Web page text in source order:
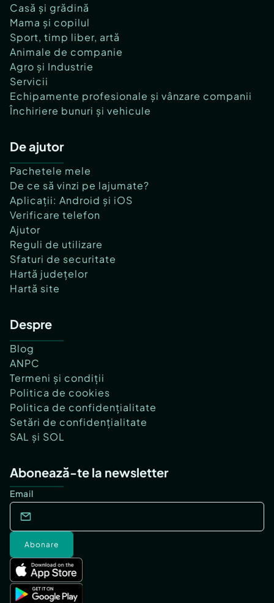
Casă și grădină
Mama și copilul
Sport, timp liber, artă
Animale de companie
Agro și Industrie
Servicii
Echipamente profesionale și vânzare companii
Închiriere bunuri și vehicule
De ajutor
Pachetele mele
De ce să vinzi pe lajumate?
Aplicații: Android și iOS
Verificare telefon
Ajutor
Reguli de utilizare
Sfaturi de securitate
Hartă județelor
Hartă site
Despre
Blog
ANPC
Termeni și condiții
Politica de cookies
Politica de confidențialitate
Setări de confidențialitate
SAL și SOL
Abonează-te la newsletter
Email
Abonare